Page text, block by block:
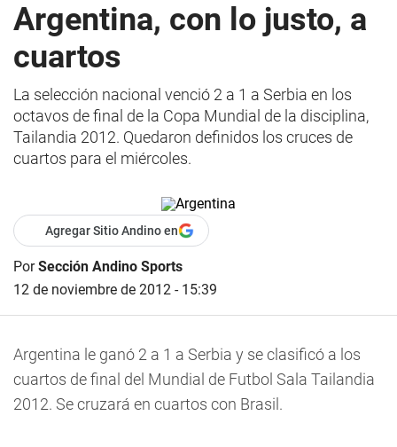
Argentina, con lo justo, a
cuartos
La selección nacional venció 2 a 1 a Serbia en los
octavos de final de la Copa Mundial de la disciplina,
Tailandia 2012. Quedaron definidos los cruces de
cuartos para el miércoles.
Agregar Sitio Andino en
PorSección Andino Sports
12 de noviembre de 2012 - 15:39
Argentina le ganó 2 a 1 a Serbia y se clasificó a los
cuartos de final del Mundial de Futbol Sala Tailandia
2012. Se cruzará en cuartos con Brasil.